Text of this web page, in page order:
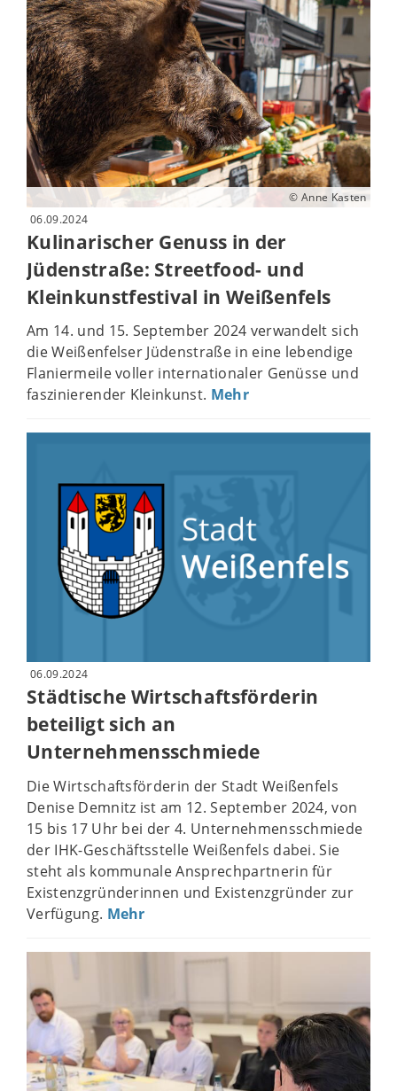
© Anne Kasten
06.09.2024
Kulinarischer Genuss in der
Jüdenstraße: Streetfood- und
Kleinkunstfestival in Weißenfels
Am 14. und 15. September 2024 verwandelt sich
die Weißenfelser Jüdenstraße in eine lebendige
Flaniermeile voller internationaler Genüsse und
faszinierender Kleinkunst. Mehr
06.09.2024
Städtische Wirtschaftsförderin
beteiligt sich an
Unternehmensschmiede
Die Wirtschaftsförderin der Stadt Weißenfels
Denise Demnitz ist am 12. September 2024, von
15 bis 17 Uhr bei der 4. Unternehmensschmiede
der IHK-Geschäftsstelle Weißenfels dabei. Sie
steht als kommunale Ansprechpartnerin für
Existenzgründerinnen und Existenzgründer zur
Verfügung. Mehr